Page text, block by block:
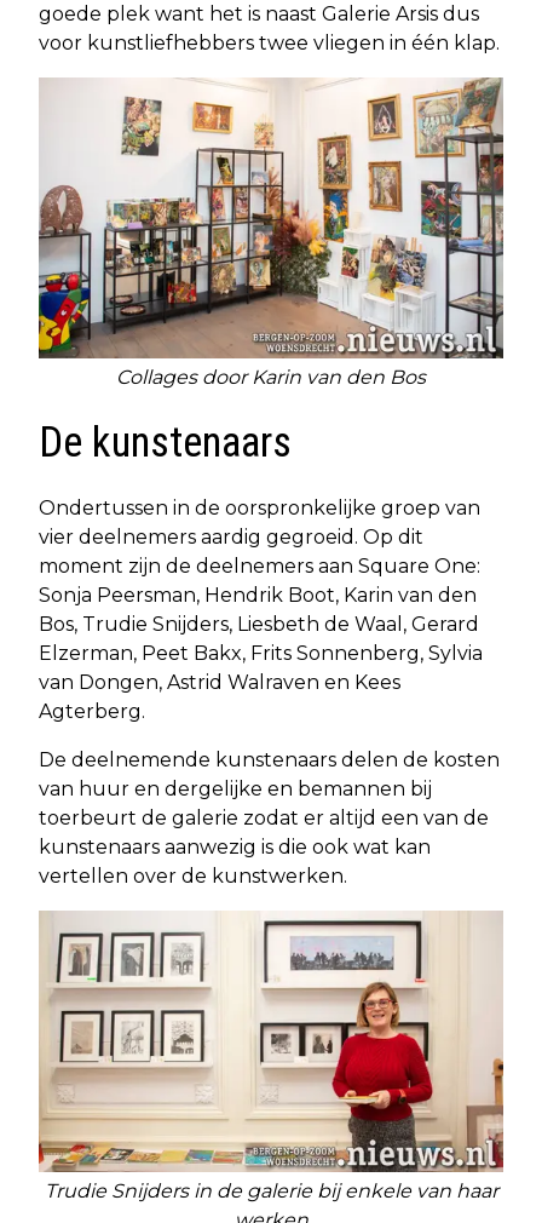
goede plek want het is naast Galerie Arsis dus
voor kunstliefhebbers twee vliegen in één klap.
Collages door Karin van den Bos
De kunstenaars
Ondertussen in de oorspronkelijke groep van
vier deelnemers aardig gegroeid. Op dit
moment zijn de deelnemers aan Square One:
Sonja Peersman, Hendrik Boot, Karin van den
Bos, Trudie Snijders, Liesbeth de Waal, Gerard
Elzerman, Peet Bakx, Frits Sonnenberg, Sylvia
van Dongen, Astrid Walraven en Kees
Agterberg.
De deelnemende kunstenaars delen de kosten
van huur en dergelijke en bemannen bij
toerbeurt de galerie zodat er altijd een van de
kunstenaars aanwezig is die ook wat kan
vertellen over de kunstwerken.
Trudie Snijders in de galerie bij enkele van haar